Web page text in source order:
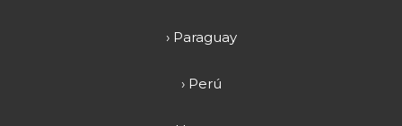
› Paraguay
› Perú